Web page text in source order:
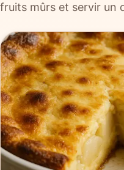
fruits mûrs et servir un